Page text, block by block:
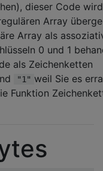
dieser Code wird
Array
Array als
0 und 1
als Zeichenketten
"1" weil Sie es
Funktion